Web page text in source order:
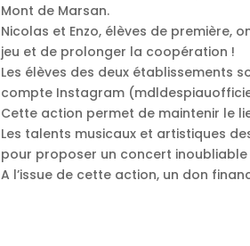
Mont de Marsan.
Nicolas et Enzo, élèves de première,
jeu et de prolonger la coopération !
Les élèves des deux établissements
compte Instagram
Cette action permet de maintenir le
Les talents musicaux et artistiques
pour proposer un concert inoubliable
A l’issue de cette action, un don